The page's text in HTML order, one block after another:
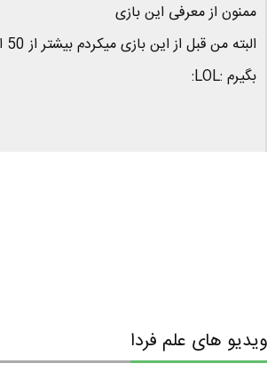
ممنون از معرفی این بازی
بگیرم :LOL:
ویدیو های علم فردا